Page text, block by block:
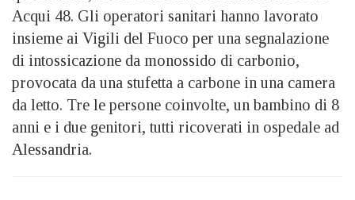
Acqui 48. Gli operatori sanitari hanno lavorato
insieme ai Vigili del Fuoco per una segnalazione
di intossicazione da monossido di carbonio,
provocata da una stufetta a carbone in una camera
da letto. Tre le persone coinvolte, un bambino di 8
anni e i due genitori, tutti ricoverati in ospedale ad
Alessandria.